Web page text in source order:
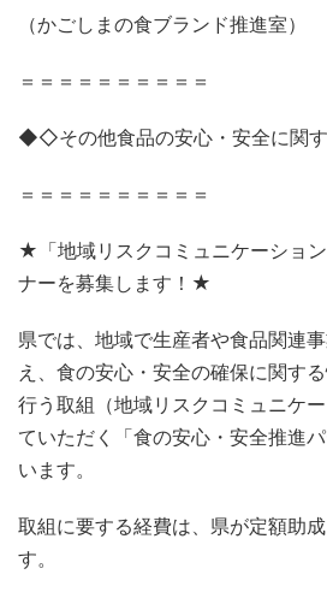
（かごしまの食ブランド推進室）
＝＝＝＝＝＝＝＝＝＝
◆◇その他食品の安心・安全に関
＝＝＝＝＝＝＝＝＝＝
★「地域リスクコミュニケーショ
ナーを募集します！★
県では、地域で生産者や食品関連
え、食の安心・安全の確保に関す
行う取組（地域リスクコミュニケ
ていただく「食の安心・安全推進
います。
取組に要する経費は、県が定額助
す。